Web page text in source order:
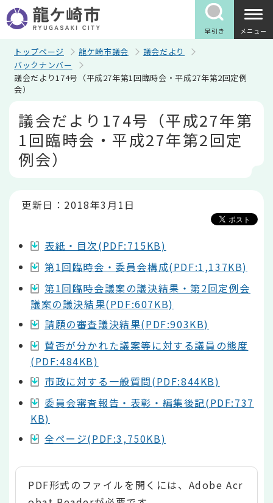
の
ペ
早引き メニュー
トップページ 龍ケ崎市議会
議会だより
バックナンバー
議会だより174号（平成27年第1回臨時会・平成27年第2回定例
会）
議会だより174号（平成27年第
1回臨時会・平成27年第2回定
例会）
更新日：2018年3月1日
表紙・目次(PDF:715KB)
第1回臨時会・委員会構成(PDF:1,137KB)
第1回臨時会議案の議決結果・第2回定例会
議案の議決結果(PDF:607KB)
請願の審査議決結果(PDF:903KB)
賛否が分かれた議案等に対する議員の態度
(PDF:484KB)
市政に対する一般質問(PDF:844KB)
委員会審査報告・表彰・編集後記(PDF:737
KB)
全ページ(PDF:3,750KB)
PDF形式のファイルを開くには、Adobe Acr